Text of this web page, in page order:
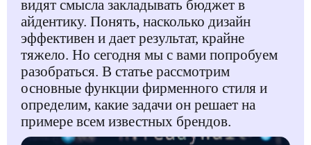
видят смысла закладывать бюджет в
айдентику. Понять, насколько дизайн
эффективен и дает результат, крайне
тяжело. Но сегодня мы с вами попробуем
разобраться. В статье рассмотрим
основные функции фирменного стиля и
определим, какие задачи он решает на
примере всем известных брендов.